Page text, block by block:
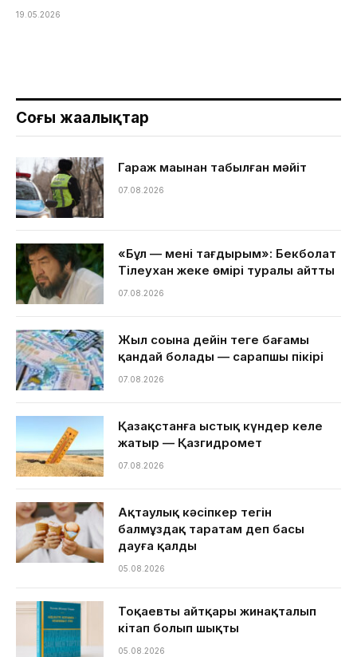
19.05.2026
Соңғы жаңалықтар
Гараж маңынан табылған мәйіт
07.08.2026
«Бұл — менің тағдырым»: Бекболат
Тілеухан жеке өмірі туралы айтты
07.08.2026
Жыл соңына дейін теңге бағамы
қандай болады — сарапшы пікірі
07.08.2026
Қазақстанға ыстық күндер келе
жатыр — Қазгидромет
07.08.2026
Ақтаулық кәсіпкер тегін
балмұздақ таратам деп басы
дауға қалды
05.08.2026
Тоқаевтың айтқары жинақталып
кітап болып шықты
05.08.2026